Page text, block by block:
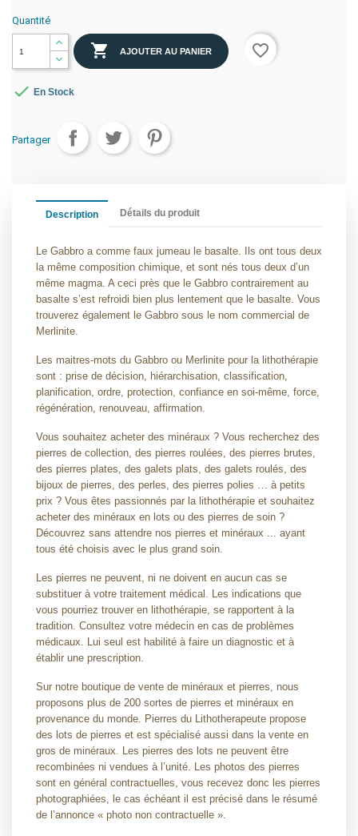
Quantité
 AJOUTER AU PANIER favorite_border
 En Stock
Partager
Description Détails du produit
Le Gabbro a comme faux jumeau le basalte. Ils ont tous deux
la même composition chimique, et sont nés tous deux d’un
même magma. A ceci près que le Gabbro contrairement au
basalte s’est refroidi bien plus lentement que le basalte. Vous
trouverez également le Gabbro sous le nom commercial de
Merlinite.
Les maitres-mots du Gabbro ou Merlinite pour la lithothérapie
sont : prise de décision, hiérarchisation, classification,
planification, ordre, protection, confiance en soi-même, force,
régénération, renouveau, affirmation.
Vous souhaitez acheter des minéraux ? Vous recherchez des
pierres de collection, des pierres roulées, des pierres brutes,
des pierres plates, des galets plats, des galets roulés, des
bijoux de pierres, des perles, des pierres polies … à petits
prix ? Vous êtes passionnés par la lithothérapie et souhaitez
acheter des minéraux en lots ou des pierres de soin ?
Découvrez sans attendre nos pierres et minéraux ... ayant
tous été choisis avec le plus grand soin.
Les pierres ne peuvent, ni ne doivent en aucun cas se
substituer à votre traitement médical. Les indications que
vous pourriez trouver en lithothérapie, se rapportent à la
tradition. Consultez votre médecin en cas de problèmes
médicaux. Lui seul est habilité à faire un diagnostic et à
établir une prescription.
Sur notre boutique de vente de minéraux et pierres, nous
proposons plus de 200 sortes de pierres et minéraux en
provenance du monde. Pierres du Lithotherapeute propose
des lots de pierres et est spécialisé aussi dans la vente en
gros de minéraux. Les pierres des lots ne peuvent être
recombinées ni vendues à l’unité. Les photos des pierres
sont en général contractuelles, vous recevez donc les pierres
photographiées, le cas échéant il est précisé dans le résumé
de l’annonce « photo non contractuelle ».